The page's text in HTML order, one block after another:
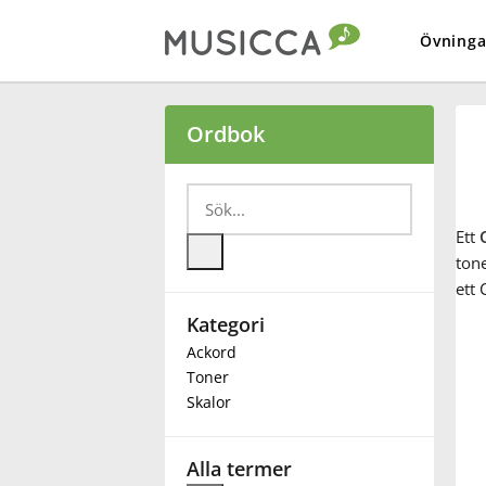
Български
Deutsch
Ordbok
Kategori
Ackord
Toner
Skalor
Alla termer
Ett
ett